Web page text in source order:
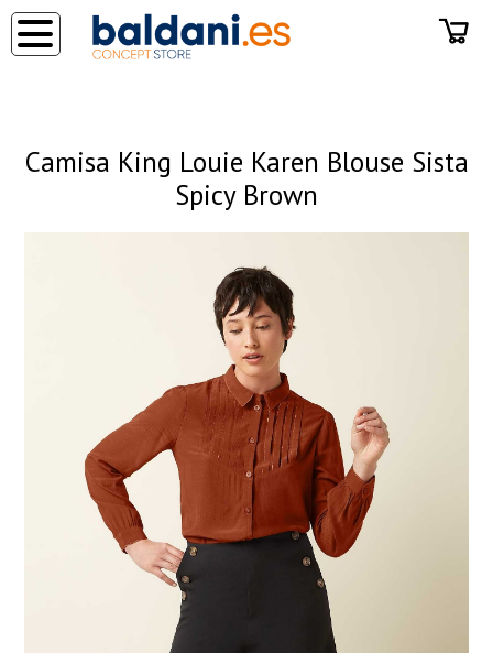
Camisa King Louie Karen Blouse Sista
Spicy Brown